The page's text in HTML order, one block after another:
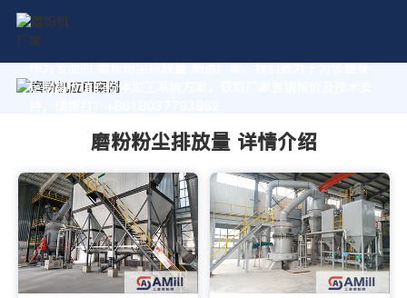
作为专业的 磨粉粉尘排放量 制造厂家，我们致力于为您量身
定制高价值的粉体加工系统方案。获取厂家直销报价及技术支
磨粉粉尘排放量 详情介绍